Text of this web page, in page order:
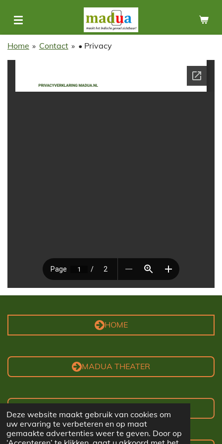
Deze website maakt gebruik van cookies om
uw ervaring te verbeteren en op maat
gemaakte advertenties weer te geven. Door op
direct
naar
de
hoofdinhoud
Home » Contact » • Privacy
HOME
MADUA THEATER